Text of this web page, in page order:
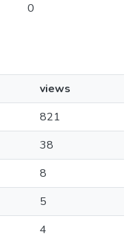
0
views
821
38
8
5
4